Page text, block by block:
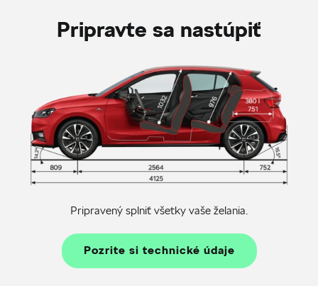
Pripravte sa nastúpiť
Pripravený splniť všetky vaše želania.
Pozrite si technické údaje